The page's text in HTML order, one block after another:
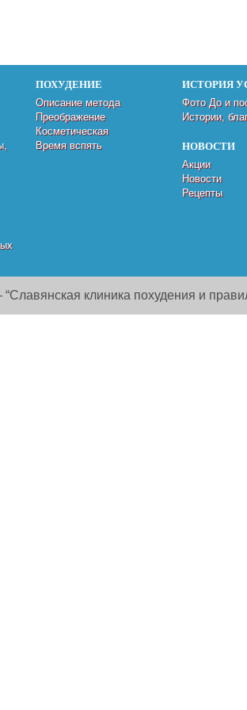
ПОХУДЕНИЕ
Описание метода
Преображение
Косметическая
Время вспять
ИСТОРИЯ
Фото До и
Истории,
НОВОСТИ
Акции
Новости
Рецепты
клиника похудения и